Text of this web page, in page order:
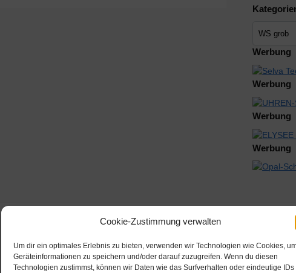
Cookie-Zustimmung verwalten
Um dir ein optimales Erlebnis zu bieten, verwenden wir Technologien wie Cookies,
Geräteinformationen zu speichern und/oder darauf zuzugreifen. Wenn du diesen
Technologien zustimmst, können wir Daten wie das Surfverhalten oder eindeutige IDs
Werbung
Werbung
Werbung
Werbung